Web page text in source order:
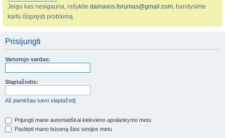
Jeigu kas nesigauna, rašykite dainavos.forumas@gmail.com, bandysime
kartu išspręsti problemą.
Prisijungti
Vartotojo vardas:
Slaptažodis:
Aš pamiršau savo slaptažodį
Prijungti mane automatiškai kiekvieno apsilankymo metu
Paslėpti mano būseną šios sesijos metu